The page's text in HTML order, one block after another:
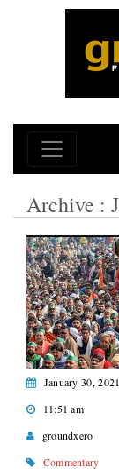
Archive :
January 30, 2021
11:51 am
groundxero
Commentary